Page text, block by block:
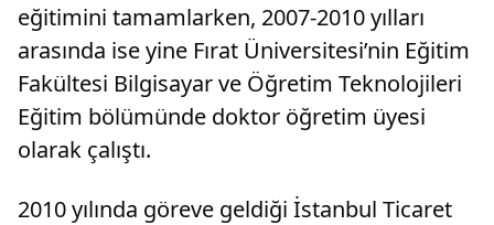
eğitimini tamamlarken, 2007-2010 yılları
arasında ise yine Fırat Üniversitesi’nin Eğitim
Fakültesi Bilgisayar ve Öğretim Teknolojileri
Eğitim bölümünde doktor öğretim üyesi
olarak çalıştı.
2010 yılında göreve geldiği İstanbul Ticaret